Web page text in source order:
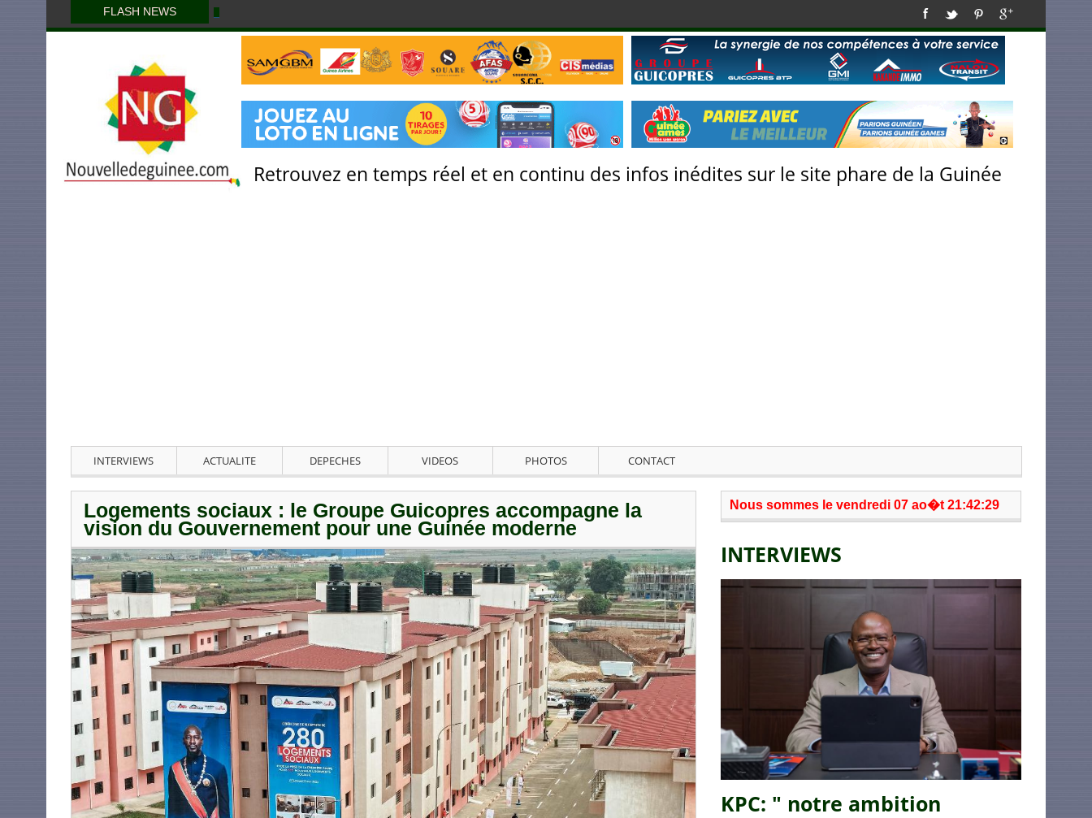
FLASH NEWS
Retrouvez en temps réel et en continu des infos inédites sur le site phare de la Guinée
INTERVIEWS ACTUALITE DEPECHES VIDEOS PHOTOS CONTACT
Logements sociaux : le Groupe Guicopres accompagne la
vision du Gouvernement pour une Guinée moderne
Nous sommes le vendredi 07 ao�t 21:42:29
INTERVIEWS
KPC: " notre ambition